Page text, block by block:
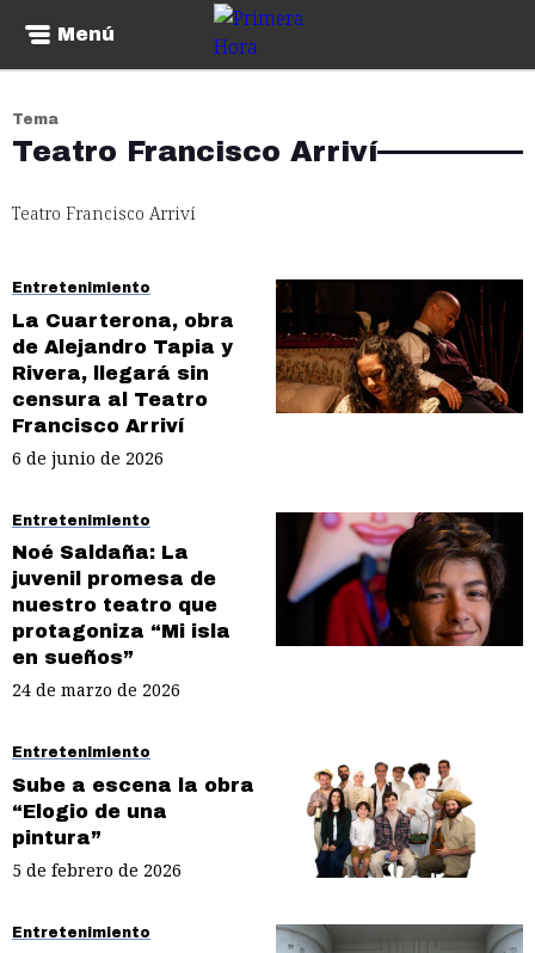
Menú
Tema
Teatro Francisco Arriví
Teatro Francisco Arriví
Entretenimiento
La Cuarterona, obra
de Alejandro Tapia y
Rivera, llegará sin
censura al Teatro
Francisco Arriví
6 de junio de 2026
Entretenimiento
Noé Saldaña: La
juvenil promesa de
nuestro teatro que
protagoniza “Mi isla
en sueños”
24 de marzo de 2026
Entretenimiento
Sube a escena la obra
“Elogio de una
pintura”
5 de febrero de 2026
Entretenimiento